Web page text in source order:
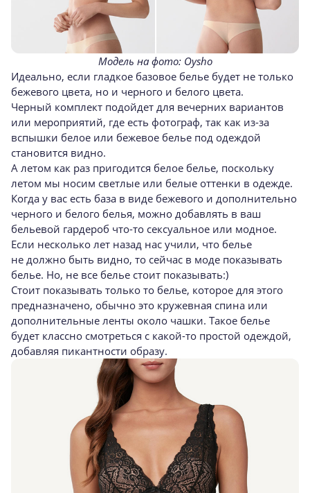
Модель на фото: Oysho
Идеально, если гладкое базовое белье будет не только
бежевого цвета, но и черного и белого цвета.
Черный комплект подойдет для вечерних вариантов
или мероприятий, где есть фотограф, так как из-за
вспышки белое или бежевое белье под одеждой
становится видно.
А летом как раз пригодится белое белье, поскольку
летом мы носим светлые или белые оттенки в одежде.
Когда у вас есть база в виде бежевого и дополнительно
черного и белого белья, можно добавлять в ваш
бельевой гардероб что-то сексуальное или модное.
Если несколько лет назад нас учили, что белье
не должно быть видно, то сейчас в моде показывать
белье. Но, не все белье стоит показывать:)
Стоит показывать только то белье, которое для этого
предназначено, обычно это кружевная спина или
дополнительные ленты около чашки. Такое белье
будет классно смотреться с какой-то простой одеждой,
добавляя пикантности образу.